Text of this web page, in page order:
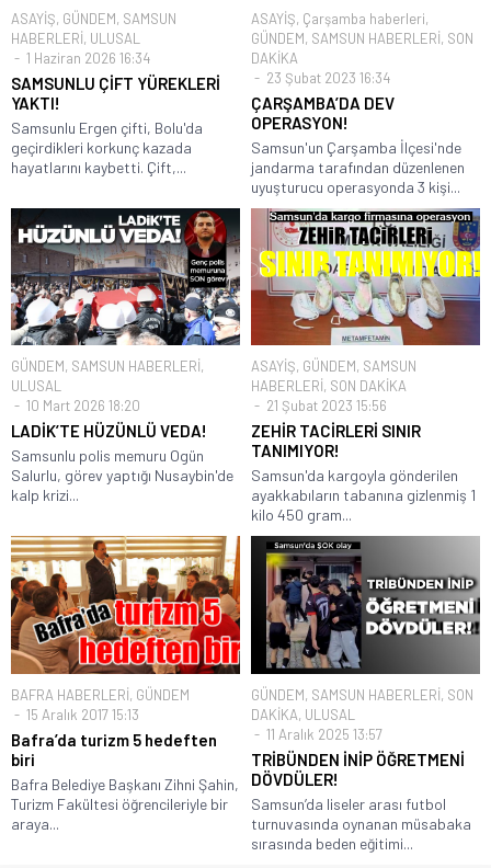
ASAYİŞ, GÜNDEM, SAMSUN
HABERLERİ, ULUSAL
1 Haziran 2026 16:34
SAMSUNLU ÇİFT YÜREKLERİ
YAKTI!
Samsunlu Ergen çifti, Bolu'da
geçirdikleri korkunç kazada
hayatlarını kaybetti. Çift,...
ASAYİŞ, Çarşamba haberleri,
GÜNDEM, SAMSUN HABERLERİ, SON
DAKİKA
23 Şubat 2023 16:34
ÇARŞAMBA’DA DEV
OPERASYON!
Samsun'un Çarşamba İlçesi'nde
jandarma tarafından düzenlenen
uyuşturucu operasyonda 3 kişi...
GÜNDEM, SAMSUN HABERLERİ,
ULUSAL
10 Mart 2026 18:20
LADİK’TE HÜZÜNLÜ VEDA!
Samsunlu polis memuru Ogün
Salurlu, görev yaptığı Nusaybin'de
kalp krizi...
ASAYİŞ, GÜNDEM, SAMSUN
HABERLERİ, SON DAKİKA
21 Şubat 2023 15:56
ZEHİR TACİRLERİ SINIR
TANIMIYOR!
Samsun'da kargoyla gönderilen
ayakkabıların tabanına gizlenmiş 1
kilo 450 gram...
BAFRA HABERLERİ, GÜNDEM
15 Aralık 2017 15:13
Bafra’da turizm 5 hedeften
biri
Bafra Belediye Başkanı Zihni Şahin,
Turizm Fakültesi öğrencileriyle bir
araya...
GÜNDEM, SAMSUN HABERLERİ, SON
DAKİKA, ULUSAL
11 Aralık 2025 13:57
TRİBÜNDEN İNİP ÖĞRETMENİ
DÖVDÜLER!
Samsun’da liseler arası futbol
turnuvasında oynanan müsabaka
sırasında beden eğitimi...